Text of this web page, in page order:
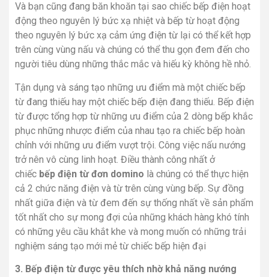
Và bạn cũng đang băn khoăn tại sao chiếc bếp điện hoạt
động theo nguyên lý bức xạ nhiệt và bếp từ hoạt động
theo nguyên lý bức xạ cảm ứng điện từ lại có thể kết hợp
trên cùng vùng nấu và chúng có thể thu gọn đem đến cho
người tiêu dùng những thắc mắc và hiếu kỳ không hề nhỏ.
Tận dụng và sáng tạo những ưu điểm mà một chiếc bếp
từ đang thiếu hay một chiếc bếp điện đang thiếu. Bếp điện
từ được tổng hợp từ những ưu điểm của 2 dòng bếp khắc
phục những nhược điểm của nhau tạo ra chiếc bếp hoàn
chỉnh với những ưu điểm vượt trội. Công việc nấu nướng
trở nên vô cùng linh hoạt. Điều thành công nhất ở
chiếc bếp điện từ đơn domino là chúng có thể thực hiện
cả 2 chức năng điện và từ trên cùng vùng bếp. Sự đồng
nhất giữa điện và từ đem đến sự thống nhất về sản phẩm
tốt nhất cho sự mong đợi của những khách hàng khó tính
có những yêu cầu khắt khe và mong muốn có những trải
nghiệm sáng tạo mới mẻ từ chiếc bếp hiện đại
3. Bếp điện từ được yêu thích nhờ khả năng nướng